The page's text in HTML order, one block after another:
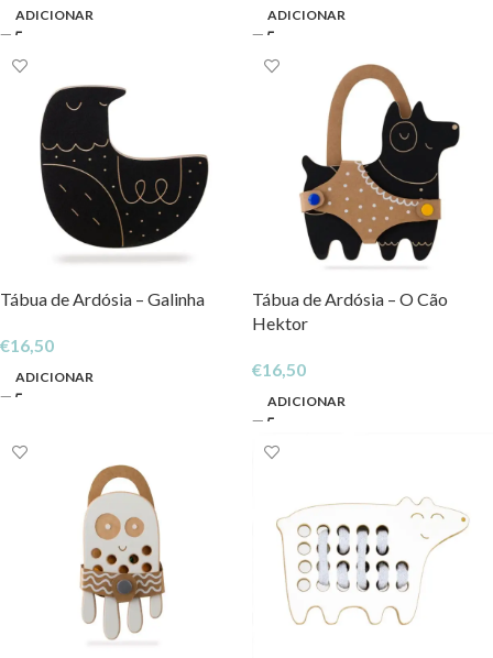
ADICIONAR ADICIONAR
Tábua de Ardósia – Galinha
€16,50
ADICIONAR
Tábua de Ardósia – O Cão
Hektor
€16,50
ADICIONAR